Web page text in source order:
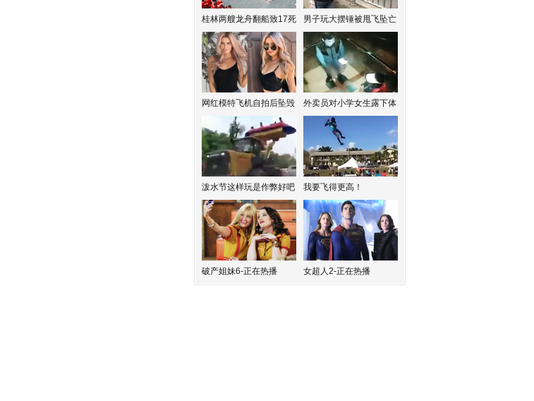
桂林两艘龙舟翻船致17死 男子玩大摆锤被甩飞坠亡
网红模特飞机自拍后坠毁 外卖员对小学女生露下体
泼水节这样玩是作弊好吧 我要飞得更高！
破产姐妹6-正在热播 女超人2-正在热播